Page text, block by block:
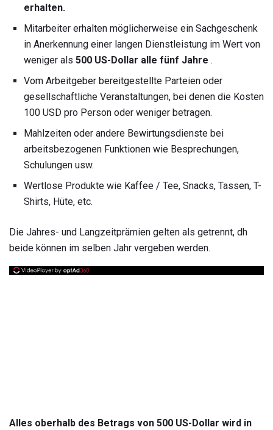
erhalten.
Mitarbeiter erhalten möglicherweise ein Sachgeschenk
in Anerkennung einer langen Dienstleistung im Wert von
weniger als 500 US-Dollar alle fünf Jahre .
Vom Arbeitgeber bereitgestellte Parteien oder
gesellschaftliche Veranstaltungen, bei denen die Kosten
100 USD pro Person oder weniger betragen.
Mahlzeiten oder andere Bewirtungsdienste bei
arbeitsbezogenen Funktionen wie Besprechungen,
Schulungen usw.
Wertlose Produkte wie Kaffee / Tee, Snacks, Tassen, T-
Shirts, Hüte, etc.
Die Jahres- und Langzeitprämien gelten als getrennt, dh
beide können im selben Jahr vergeben werden.
Alles oberhalb des Betrags von 500 US-Dollar wird in